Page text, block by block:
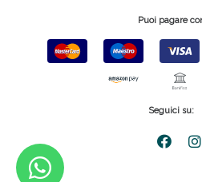
Puoi pagare
Seguici su: